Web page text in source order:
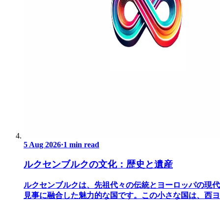
5 Aug 2026·1 min read
ルクセンブルクの文化：歴史と遺産
ルクセンブルクは、先祖代々の伝統とヨーロッパの現
見事に融合した魅力的な国です。この小さな国は、西